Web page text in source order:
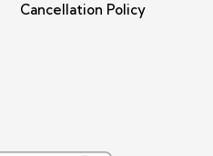
Cancellation Policy